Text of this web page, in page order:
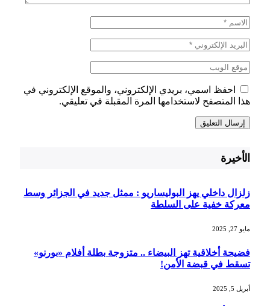
احفظ اسمي، بريدي الإلكتروني، والموقع الإلكتروني في
هذا المتصفح لاستخدامها المرة المقبلة في تعليقي.
الأخيرة
زلزال داخلي يهز البوليساريو : ممثل جديد في الجزائر وسط
معركة خفية على السلطة
مايو 27, 2025
فضيحة أخلاقية تهز البيضاء .. متزوجة بطلة أفلام «بورنو»
تسقط في قبضة الأمن!
أبريل 5, 2025